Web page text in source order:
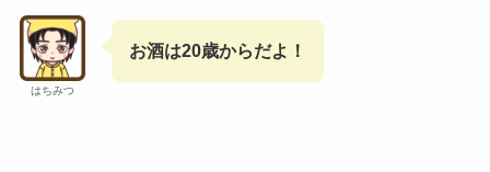
はちみつ
お酒は20歳からだよ！